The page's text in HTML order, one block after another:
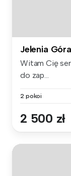
Jelenia Góra
Witam Cię
do zap...
2 pokoi
2 500 zł